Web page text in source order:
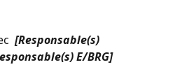
[Responsable(s)
E/BRG]